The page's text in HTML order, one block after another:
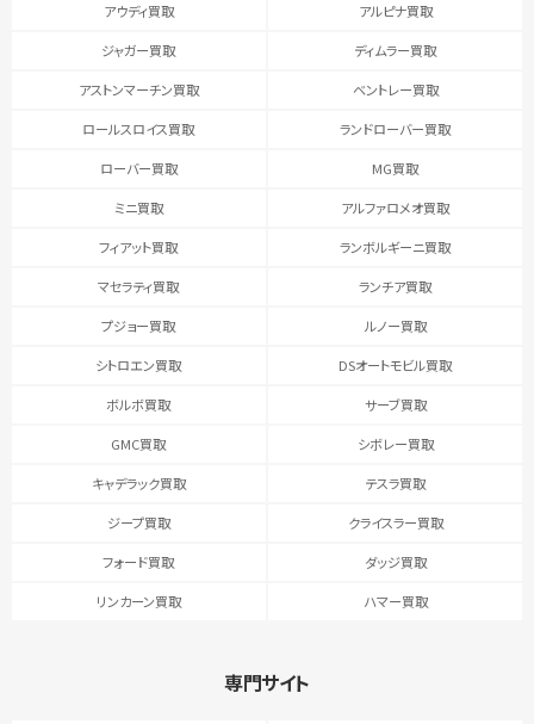
アウディ買取 アルピナ買取
ジャガー買取 ディムラー買取
アストンマーチン買取 ベントレー買取
ロールスロイス買取 ランドローバー買取
ローバー買取 MG買取
ミニ買取 アルファロメオ買取
フィアット買取 ランボルギーニ買取
マセラティ買取 ランチア買取
プジョー買取 ルノー買取
シトロエン買取 DSオートモビル買取
ボルボ買取 サーブ買取
GMC買取 シボレー買取
キャデラック買取 テスラ買取
ジープ買取 クライスラー買取
フォード買取 ダッジ買取
リンカーン買取 ハマー買取
専門サイト